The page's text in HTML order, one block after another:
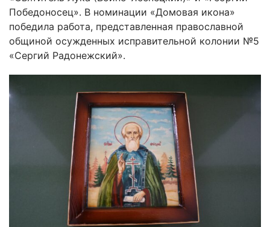
Победоносец». В номинации «Домовая икона»
победила работа, представленная православной
общиной осужденных исправительной колонии №5
«Сергий Радонежский».